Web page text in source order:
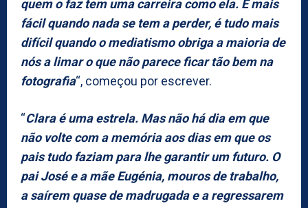
quem o faz tem uma carreira como ela. É mais
fácil quando nada se tem a perder, é tudo mais
difícil quando o mediatismo obriga a maioria de
nós a limar o que não parece ficar tão bem na
fotografia“, começou por escrever.
“Clara é uma estrela. Mas não há dia em que
não volte com a memória aos dias em que os
pais tudo faziam para lhe garantir um futuro. O
pai José e a mãe Eugénia, mouros de trabalho,
a saírem quase de madrugada e a regressarem